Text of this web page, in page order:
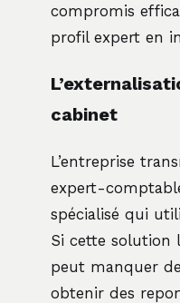
compromis
profil expert en
cabinet
L’entreprise
expert-
spécialisé qui
Si cette solution
peut manquer
obtenir des